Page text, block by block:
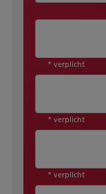
* verplicht
* verplicht
* verplicht